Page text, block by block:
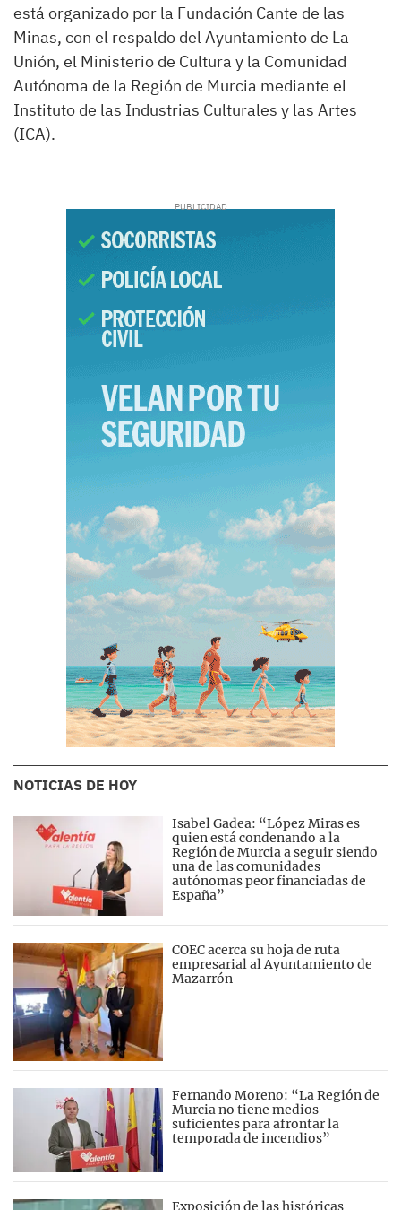
está organizado por la Fundación Cante de las
Minas, con el respaldo del Ayuntamiento de La
Unión, el Ministerio de Cultura y la Comunidad
Autónoma de la Región de Murcia mediante el
Instituto de las Industrias Culturales y las Artes
(ICA).
NOTICIAS DE HOY
Isabel Gadea: “López Miras es
quien está condenando a la
Región de Murcia a seguir siendo
una de las comunidades
autónomas peor financiadas de
España”
COEC acerca su hoja de ruta
empresarial al Ayuntamiento de
Mazarrón
Fernando Moreno: “La Región de
Murcia no tiene medios
suficientes para afrontar la
temporada de incendios”
Exposición de las históricas